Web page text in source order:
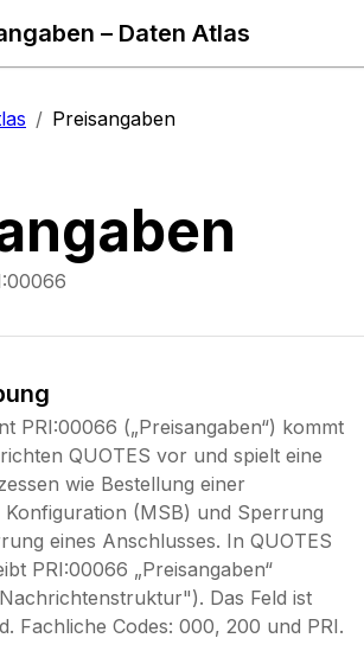
– Daten Atlas
/ Preisangaben
PRI:00066 („Preisangaben“) kommt
QUOTES vor und spielt eine
wie Bestellung einer
Konfiguration (MSB) und Sperrung
eines Anschlusses. In QUOTES
PRI:00066 „Preisangaben“
Das Feld ist
Fachliche Codes: 000, 200 und PRI.